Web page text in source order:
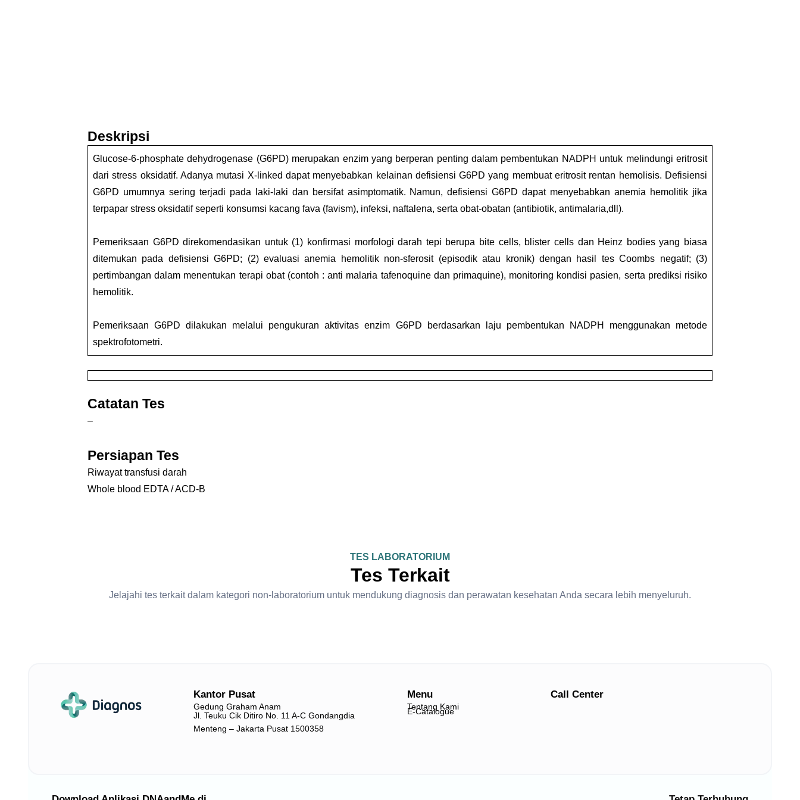
Deskripsi
Glucose-6-phosphate dehydrogenase (G6PD) merupakan enzim yang berperan penting dalam pembentukan NADPH untuk melindungi eritrosit
dari stress oksidatif. Adanya mutasi X-linked dapat menyebabkan kelainan defisiensi G6PD yang membuat eritrosit rentan hemolisis. Defisiensi
G6PD umumnya sering terjadi pada laki-laki dan bersifat asimptomatik. Namun, defisiensi G6PD dapat menyebabkan anemia hemolitik jika
terpapar stress oksidatif seperti konsumsi kacang fava (favism), infeksi, naftalena, serta obat-obatan (antibiotik, antimalaria,dll).
Pemeriksaan G6PD direkomendasikan untuk (1) konfirmasi morfologi darah tepi berupa bite cells, blister cells dan Heinz bodies yang biasa
ditemukan pada defisiensi G6PD; (2) evaluasi anemia hemolitik non-sferosit (episodik atau kronik) dengan hasil tes Coombs negatif; (3)
pertimbangan dalam menentukan terapi obat (contoh : anti malaria tafenoquine dan primaquine), monitoring kondisi pasien, serta prediksi risiko
hemolitik.
Pemeriksaan G6PD dilakukan melalui pengukuran aktivitas enzim G6PD berdasarkan laju pembentukan NADPH menggunakan metode
spektrofotometri.
Catatan Tes
–
Persiapan Tes
Riwayat transfusi darah
Whole blood EDTA / ACD-B
TES LABORATORIUM
Tes Terkait
Jelajahi tes terkait dalam kategori non-laboratorium untuk mendukung diagnosis dan perawatan kesehatan Anda secara lebih menyeluruh.
Kantor Pusat
Gedung Graham Anam
Jl. Teuku Cik Ditiro No. 11 A-C Gondangdia
Menteng – Jakarta Pusat 1500358
Menu
Tentang Kami
E-Catalogue
Call Center